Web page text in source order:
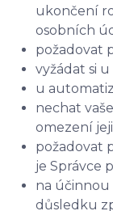
ukončení
osobních
požadovat
vyžádat si
u
nechat
omezení
požadovat
je Správce
na účinnou
důsledku